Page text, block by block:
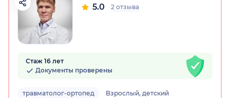
5.0 2 отзыва
Стаж 16 лет
Документы проверены
травматолог-ортопед Взрослый, детский